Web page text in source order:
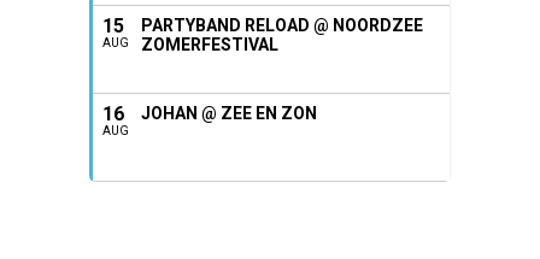
15
AUG
PARTYBAND RELOAD @ NOORDZEE
ZOMERFESTIVAL
16
AUG
JOHAN @ ZEE EN ZON